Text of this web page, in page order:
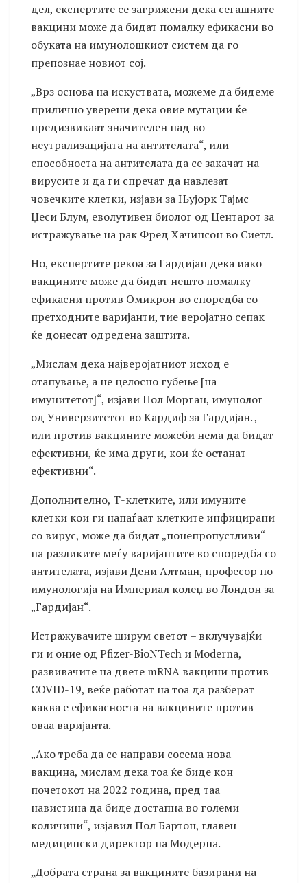
дел, експертите се загрижени дека сегашните
вакцини може да бидат помалку ефикасни во
обуката на имунолошкиот систем да го
препознае новиот сој.
„Врз основа на искуствата, можеме да бидеме
прилично уверени дека овие мутации ќе
предизвикаат значителен пад во
неутрализацијата на антителата“, или
способноста на антителата да се закачат на
вирусите и да ги спречат да навлезат
човечките клетки, изјави за Њујорк Тајмс
Џеси Блум, еволутивен биолог од Центарот за
истражување на рак Фред Хачинсон во Сиетл.
Но, експертите рекоа за Гардијан дека иако
вакцините може да бидат нешто помалку
ефикасни против Омикрон во споредба со
претходните варијанти, тие веројатно сепак
ќе донесат одредена заштита.
„Мислам дека најверојатниот исход е
отапување, а не целосно губење [на
имунитетот]“, изјави Пол Морган, имунолог
од Универзитетот во Кардиф за Гардијан. ,
или против вакцините можеби нема да бидат
ефективни, ќе има други, кои ќе останат
ефективни“.
Дополнително, Т-клетките, или имуните
клетки кои ги напаѓаат клетките инфицирани
со вирус, може да бидат „понепропустливи“
на разликите меѓу варијантите во споредба со
антителата, изјави Дени Алтман, професор по
имунологија на Империал колеџ во Лондон за
„Гардијан“.
Истражувачите ширум светот – вклучувајќи
ги и оние од Pfizer-BioNTech и Moderna,
развивачите на двете mRNA вакцини против
COVID-19, веќе работат на тоа да разберат
каква е ефикасноста на вакцините против
оваа варијанта.
„Ако треба да се направи сосема нова
вакцина, мислам дека тоа ќе биде кон
почетокот на 2022 година, пред таа
навистина да биде достапна во големи
количини“, изјавил Пол Бартон, главен
медицински директор на Модерна.
„Добрата страна за вакцините базирани на